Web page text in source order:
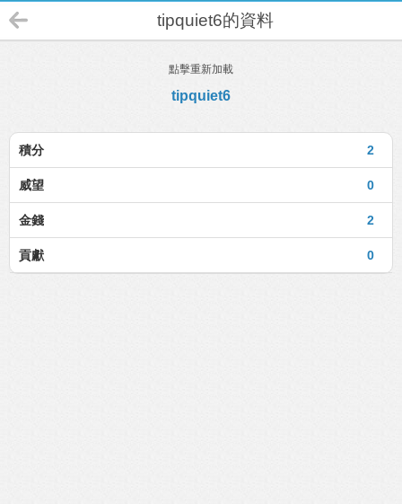
tipquiet6的資料
點擊重新加載
tipquiet6
2
積分
0
威望
2
金錢
0
貢獻